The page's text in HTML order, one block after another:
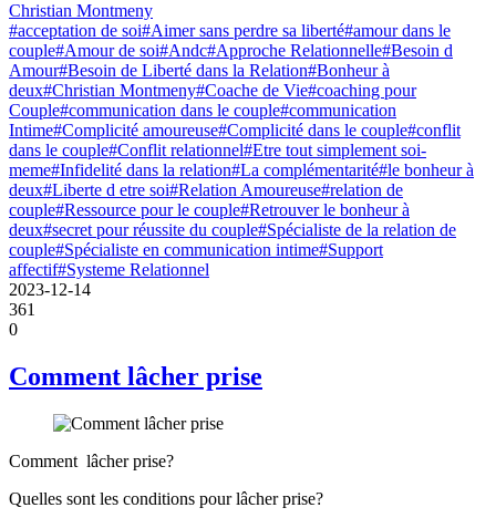
Christian Montmeny
#acceptation de soi#Aimer sans perdre sa liberté#amour dans le
couple#Amour de soi#Andc#Approche Relationnelle#Besoin d
Amour#Besoin de Liberté dans la Relation#Bonheur à
deux#Christian Montmeny#Coache de Vie#coaching pour
Couple#communication dans le couple#communication
Intime#Complicité amoureuse#Complicité dans le couple#conflit
dans le couple#Conflit relationnel#Etre tout simplement soi-
meme#Infidelité dans la relation#La complémentarité#le bonheur à
deux#Liberte d etre soi#Relation Amoureuse#relation de
couple#Ressource pour le couple#Retrouver le bonheur à
deux#secret pour réussite du couple#Spécialiste de la relation de
couple#Spécialiste en communication intime#Support
affectif#Systeme Relationnel
2023-12-14
361
0
Comment lâcher prise
Comment lâcher prise?
Quelles sont les conditions pour lâcher prise?